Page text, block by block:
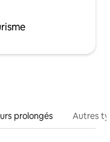
prolongés Autres